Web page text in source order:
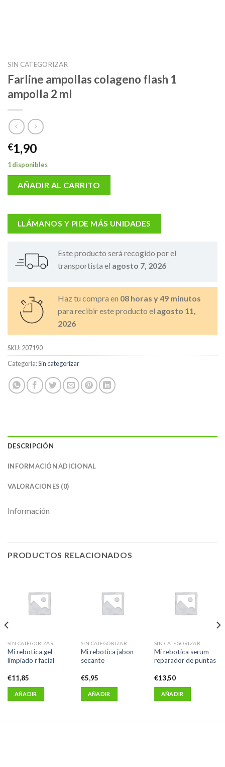
SIN CATEGORIZAR
Farline ampollas colageno flash 1
ampolla 2 ml
€1,90
1 disponibles
AÑADIR AL CARRITO
LLÁMANOS Y PIDE MÁS UNIDADES
Este producto será recogido por el
transportista el agosto 7, 2026
Haz tu compra en 08 horas y 49 minutos
para recibir este producto el agosto 11,
2026
SKU:207190
Categoría:Sin categorizar
DESCRIPCIÓN
INFORMACIÓN ADICIONAL
VALORACIONES (0)
Información
PRODUCTOS RELACIONADOS
SIN CATEGORIZAR
Mi rebotica gel
limpiado r facial
€11,85
AÑADIR
SIN CATEGORIZAR
Mi rebotica jabon
secante
€5,95
AÑADIR
SIN CATEGORIZAR
Mi rebotica serum
reparador de puntas
€13,50
AÑADIR